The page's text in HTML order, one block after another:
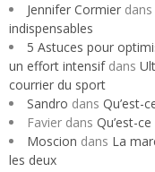
Jennifer Cormier dans
indispensables
5 Astuces pour
un effort intensifdans
courrier du sport
Sandro dans Qu’est-
Favier dans Qu’est-
Moscion dans La
les deux